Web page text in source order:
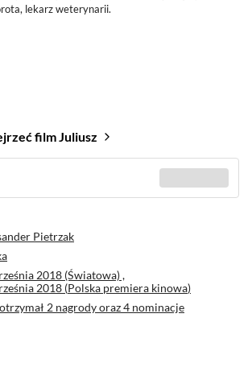
lekarz weterynarii.
Pietrzak
2018 (Światowa) ,
2018 (Polska premiera kinowa)
2 nagrodyoraz4 nominacje
film Juliusz